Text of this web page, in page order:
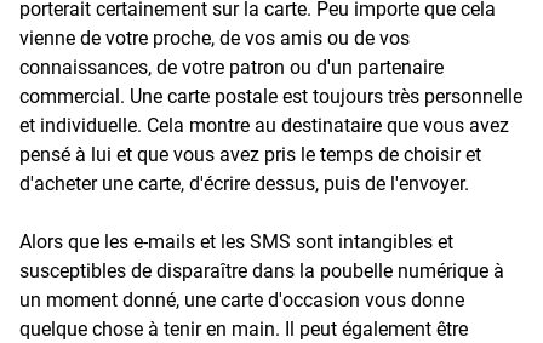
porterait certainement sur la carte. Peu importe que cela
vienne de votre proche, de vos amis ou de vos
connaissances, de votre patron ou d'un partenaire
commercial. Une carte postale est toujours très personnelle
et individuelle. Cela montre au destinataire que vous avez
pensé à lui et que vous avez pris le temps de choisir et
d'acheter une carte, d'écrire dessus, puis de l'envoyer.
Alors que les e-mails et les SMS sont intangibles et
susceptibles de disparaître dans la poubelle numérique à
un moment donné, une carte d'occasion vous donne
quelque chose à tenir en main. Il peut également être